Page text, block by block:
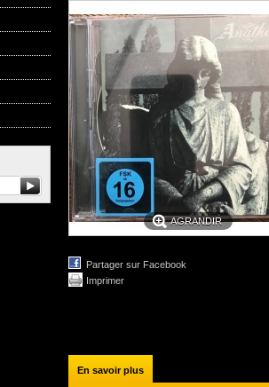
AGRANDIR
Partager sur Facebook
Imprimer
En savoir plus